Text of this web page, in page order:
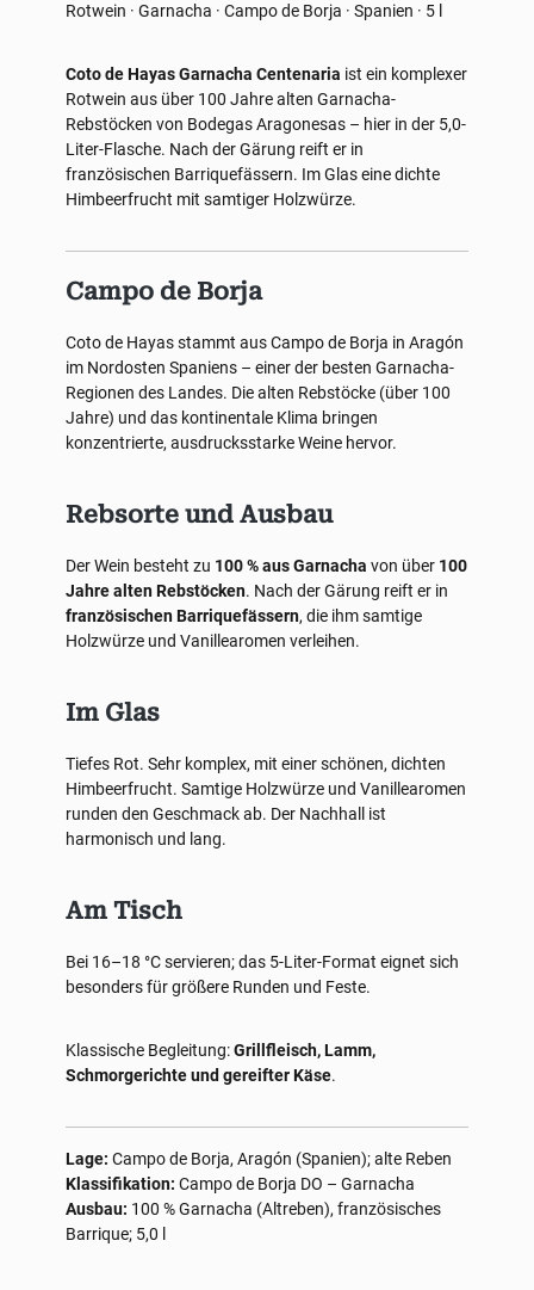
Rotwein · Garnacha · Campo de Borja · Spanien · 5 l
Coto de Hayas Garnacha Centenaria ist ein komplexer
Rotwein aus über 100 Jahre alten Garnacha-
Rebstöcken von Bodegas Aragonesas – hier in der 5,0-
Liter-Flasche. Nach der Gärung reift er in
französischen Barriquefässern. Im Glas eine dichte
Himbeerfrucht mit samtiger Holzwürze.
Campo de Borja
Coto de Hayas stammt aus Campo de Borja in Aragón
im Nordosten Spaniens – einer der besten Garnacha-
Regionen des Landes. Die alten Rebstöcke (über 100
Jahre) und das kontinentale Klima bringen
konzentrierte, ausdrucksstarke Weine hervor.
Rebsorte und Ausbau
Der Wein besteht zu 100 % aus Garnacha von über 100
Jahre alten Rebstöcken. Nach der Gärung reift er in
französischen Barriquefässern, die ihm samtige
Holzwürze und Vanillearomen verleihen.
Im Glas
Tiefes Rot. Sehr komplex, mit einer schönen, dichten
Himbeerfrucht. Samtige Holzwürze und Vanillearomen
runden den Geschmack ab. Der Nachhall ist
harmonisch und lang.
Am Tisch
Bei 16–18 °C servieren; das 5-Liter-Format eignet sich
besonders für größere Runden und Feste.
Klassische Begleitung:Grillfleisch, Lamm,
Schmorgerichte und gereifter Käse.
Lage: Campo de Borja, Aragón (Spanien); alte Reben
Klassifikation: Campo de Borja DO – Garnacha
Ausbau: 100 % Garnacha (Altreben), französisches
Barrique; 5,0 l